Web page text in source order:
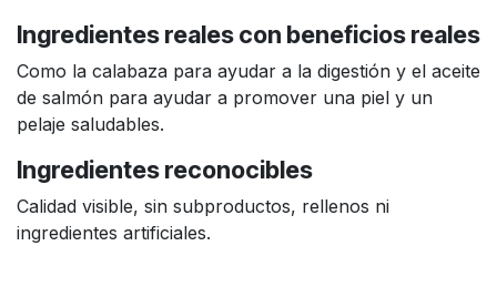
Ingredientes reales con beneficios reales
Como la calabaza para ayudar a la digestión y el aceite
de salmón para ayudar a promover una piel y un
pelaje saludables.
Ingredientes reconocibles
Calidad visible, sin subproductos, rellenos ni
ingredientes artificiales.